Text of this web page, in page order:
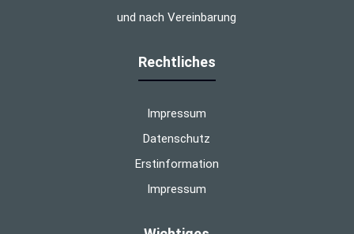
und nach Vereinbarung
Rechtliches
Impressum
Datenschutz
Erstinformation
Impressum